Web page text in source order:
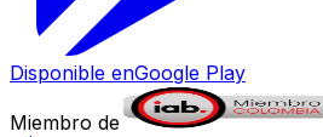
Disponible enGoogle Play
Miembro de